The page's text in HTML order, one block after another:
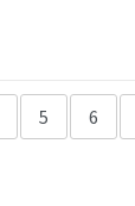
5 6